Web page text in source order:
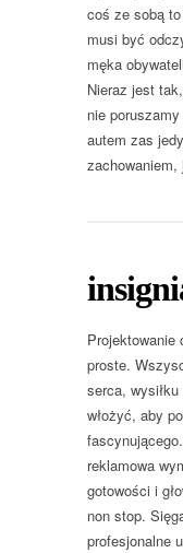
coś ze sobą
musi być
męka
Nieraz jest
nie
autem zas
Projektowanie
proste.
serca,
włożyć, aby
reklamowa
gotowości i
non stop.
profesjonalne